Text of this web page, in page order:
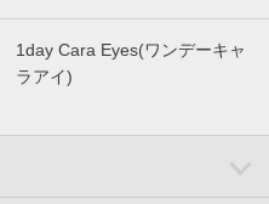
1day Cara Eyes(ワンデーキャ
ラアイ)